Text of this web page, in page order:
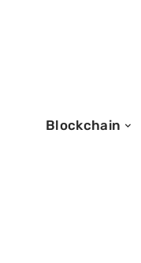
Blockchain